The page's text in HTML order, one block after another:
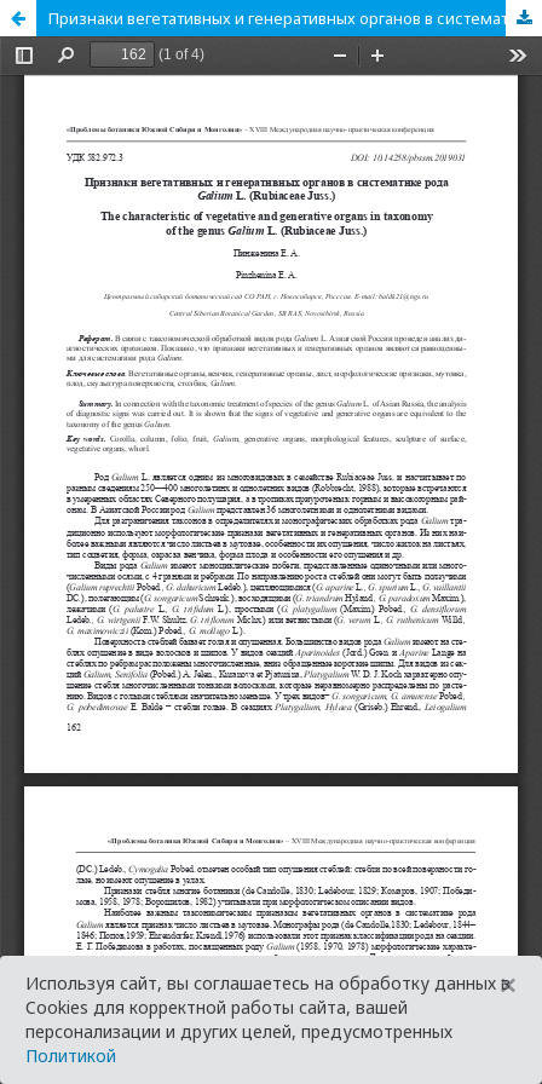
Признаки вегетативных и генеративных органов в систематике рода Galium L. (Rubiaceae Juss.)
Используя сайт, вы соглашаетесь на обработку данных в
Cookies для корректной работы сайта, вашей
персонализации и других целей, предусмотренных
Политикой
×